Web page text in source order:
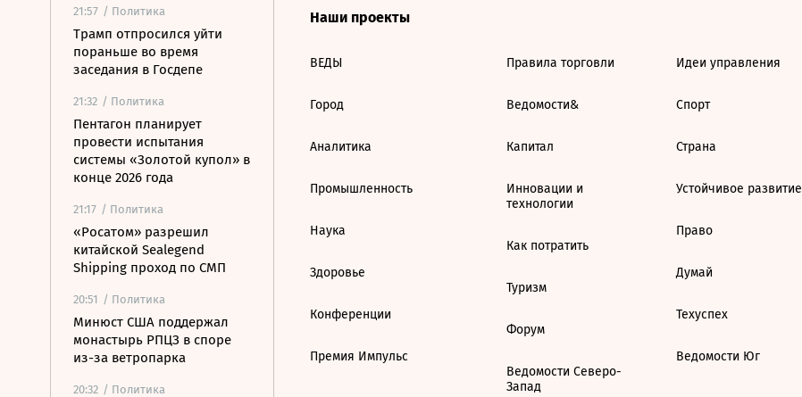
21:57 / Политика
Трамп отпросился уйти
пораньше во время
заседания в Госдепе
21:32 / Политика
Пентагон планирует
провести испытания
системы «Золотой купол» в
конце 2026 года
21:17 / Политика
«Росатом» разрешил
китайской Sealegend
Shipping проход по СМП
20:51 / Политика
Минюст США поддержал
монастырь РПЦЗ в споре
из-за ветропарка
20:32 / Политика
Наши проекты
ВЕДЫ
Город
Аналитика
Промышленность
Наука
Здоровье
Конференции
Премия Импульс
Правила торговли
Ведомости&
Капитал
Инновации и
технологии
Как потратить
Туризм
Форум
Ведомости Северо-
Запад
Идеи управления
Спорт
Страна
Устойчивое развитие
Право
Думай
Техуспех
Ведомости Юг